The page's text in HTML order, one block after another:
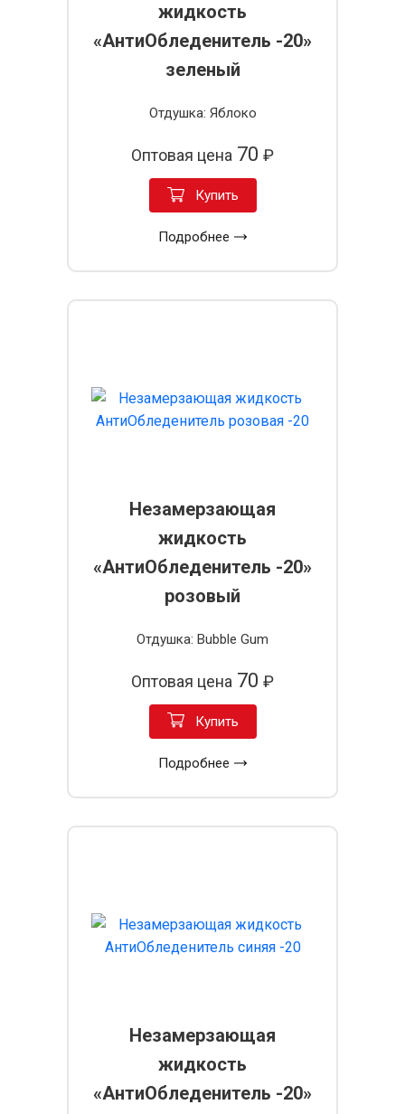
жидкость
«АнтиОбледенитель -20»
зеленый
Отдушка: Яблоко
Оптовая цена 70 ₽
Купить
Подробнее
Незамерзающая
жидкость
«АнтиОбледенитель -20»
розовый
Отдушка: Bubble Gum
Оптовая цена 70 ₽
Купить
Подробнее
Незамерзающая
жидкость
«АнтиОбледенитель -20»